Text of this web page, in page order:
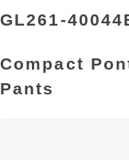
GL261-
Compact
Pants